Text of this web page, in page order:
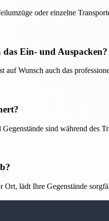
oder einzelne
Ein- und Auspacken?
auf Wunsch auch das
sind während des
Ort, lädt Ihre Gegenstände